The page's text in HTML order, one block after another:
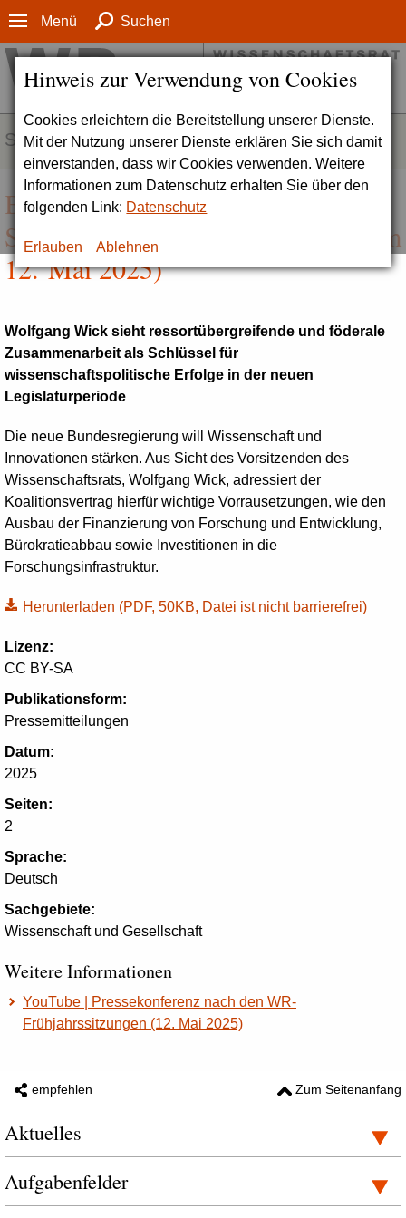
Hinweis zur Verwendung von Cookies
Cookies erleichtern die Bereitstellung unserer Dienste.
Mit der Nutzung unserer Dienste erklären Sie sich damit
einverstanden, dass wir Cookies verwenden. Weitere
Informationen zum Datenschutz erhalten Sie über den
folgenden Link: Datenschutz
Erlauben Ablehnen
Menü Suchen
SERVICE
Bund und Länder müssen an einem
Strang ziehen (Pressemitteilung vom
12. Mai 2025)
Wolfgang Wick sieht ressortübergreifende und föderale
Zusammenarbeit als Schlüssel für
wissenschaftspolitische Erfolge in der neuen
Legislaturperiode
Die neue Bundesregierung will Wissenschaft und
Innovationen stärken. Aus Sicht des Vorsitzenden des
Wissenschaftsrats, Wolfgang Wick, adressiert der
Koalitionsvertrag hierfür wichtige Vorrausetzungen, wie den
Ausbau der Finanzierung von Forschung und Entwicklung,
Bürokratieabbau sowie Investitionen in die
Forschungsinfrastruktur.
Herunterladen (PDF, 50KB, Datei ist nicht barrierefrei)
Lizenz:
CC BY-SA
Publikationsform:
Pressemitteilungen
Datum:
2025
Seiten:
2
Sprache:
Deutsch
Sachgebiete:
Wissenschaft und Gesellschaft
Weitere Informationen
YouTube | Pressekonferenz nach den WR-
Frühjahrssitzungen (12. Mai 2025)
empfehlen Zum Seitenanfang
Aktuelles
Aufgabenfelder